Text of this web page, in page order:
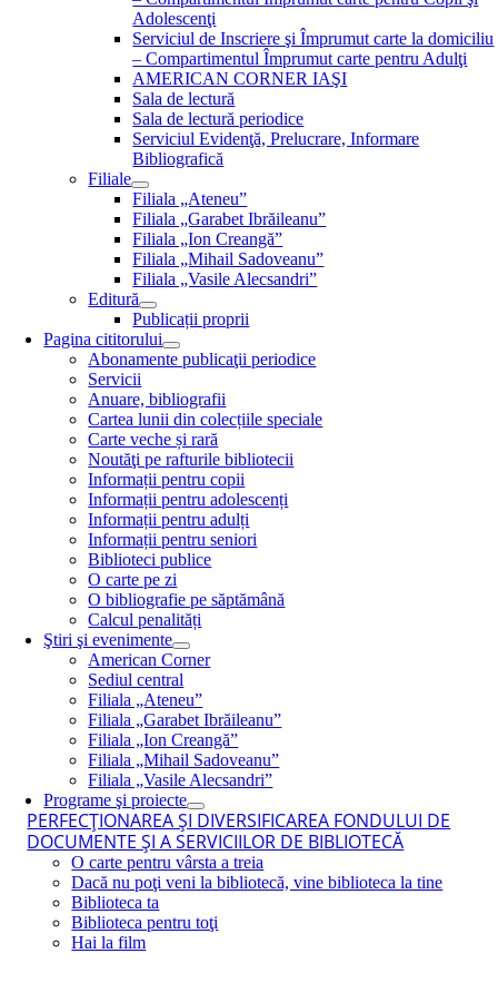
Adolescenţi
Serviciul de Inscriere şi Împrumut carte la domiciliu
– Compartimentul Împrumut carte pentru Adulţi
AMERICAN CORNER IAŞI
Sala de lectură
Sala de lectură periodice
Serviciul Evidenţă, Prelucrare, Informare
Bibliografică
Filiale
Filiala „Ateneu”
Filiala „Garabet Ibrăileanu”
Filiala „Ion Creangă”
Filiala „Mihail Sadoveanu”
Filiala „Vasile Alecsandri”
Editură
Publicații proprii
Pagina cititorului
Abonamente publicaţii periodice
Servicii
Anuare, bibliografii
Cartea lunii din colecțiile speciale
Carte veche și rară
Noutăţi pe rafturile bibliotecii
Informații pentru copii
Informații pentru adolescenți
Informații pentru adulți
Informații pentru seniori
Biblioteci publice
O carte pe zi
O bibliografie pe săptămână
Calcul penalități
Ştiri şi evenimente
American Corner
Sediul central
Filiala „Ateneu”
Filiala „Garabet Ibrăileanu”
Filiala „Ion Creangă”
Filiala „Mihail Sadoveanu”
Filiala „Vasile Alecsandri”
Programe şi proiecte
PERFECŢIONAREA ŞI DIVERSIFICAREA FONDULUI DE
DOCUMENTE ŞI A SERVICIILOR DE BIBLIOTECĂ
O carte pentru vârsta a treia
Dacă nu poţi veni la bibliotecă, vine biblioteca la tine
Biblioteca ta
Biblioteca pentru toţi
Hai la film